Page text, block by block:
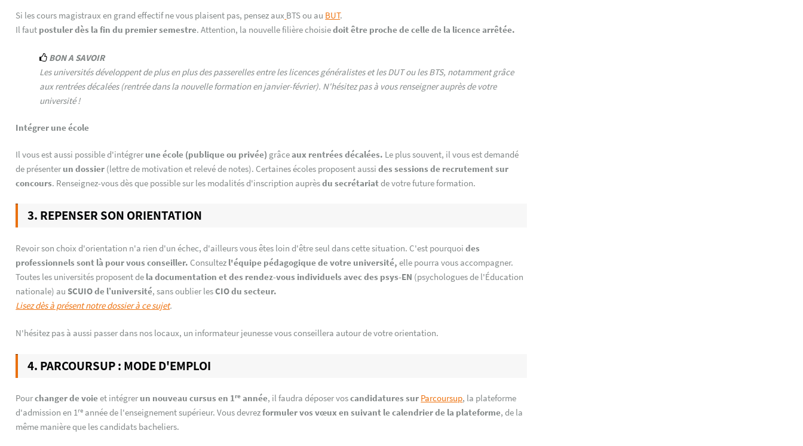
Si les cours magistraux en grand effectif ne vous plaisent pas, pensez aux BTS ou au BUT.
Il faut postuler dès la fin du premier semestre. Attention, la nouvelle filière choisiedoit être proche de celle de la licence arrêtée.
BON A SAVOIR
Les universités développent de plus en plus des passerelles entre les licences généralistes et les DUT ou les BTS, notamment grâce
aux rentrées décalées (rentrée dans la nouvelle formation en janvier-février). N'hésitez pas à vous renseigner auprès de votre
université !
Intégrer une école
Il vous est aussi possible d'intégrer une école (publique ou privée) grâceaux rentrées décalées. Le plus souvent, il vous est demandé
de présenter un dossier (lettre de motivation et relevé de notes). Certaines écoles proposent aussi des sessions de recrutement sur
concours. Renseignez-vous dès que possible sur les modalités d'inscription auprèsdu secrétariatde votre future formation.
3. REPENSER SON ORIENTATION
Revoir son choix d'orientation n'a rien d'un échec, d'ailleurs vous êtes loin d'être seul dans cette situation. C'est pourquoides
professionnels sont là pour vous conseiller. Consultez l'équipe pédagogique de votre université, elle pourra vous accompagner.
Toutes les universités proposent de la documentation et des rendez-vous individuels avec des psys-EN (psychologues de l'Éducation
nationale) auSCUIO de l’université, sans oublier lesCIO du secteur.
Lisez dès à présent notre dossier à ce sujet.
N'hésitez pas à aussi passer dans nos locaux, un informateur jeunesse vous conseillera autour de votre orientation.
4. PARCOURSUP : MODE D'EMPLOI
Pourchanger de voie et intégrer un nouveau cursus en 1re année, il faudra déposer voscandidatures sur Parcoursup, la plateforme
d'admission en 1re année de l'enseignement supérieur. Vous devrezformuler vos vœux en suivant le calendrier de la plateforme, de la
même manière que les candidats bacheliers.